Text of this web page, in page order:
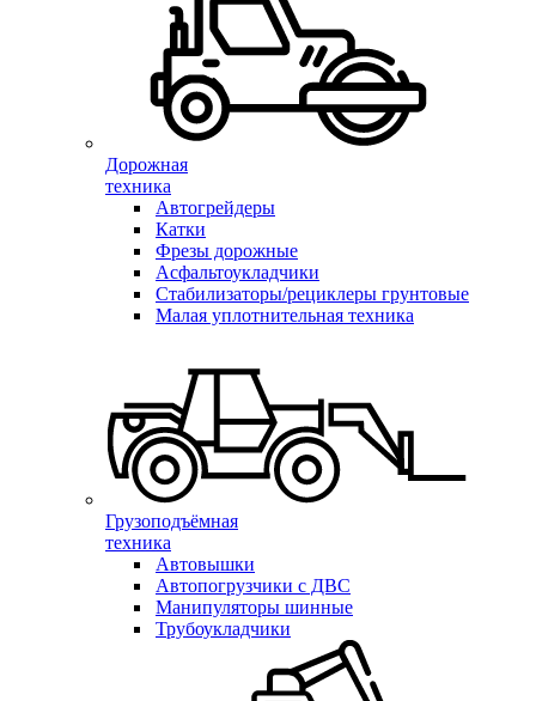
Дорожная
техника
Автогрейдеры
Катки
Фрезы дорожные
Асфальтоукладчики
Стабилизаторы/рециклеры грунтовые
Малая уплотнительная техника
Грузоподъёмная
техника
Автовышки
Автопогрузчики с ДВС
Манипуляторы шинные
Трубоукладчики